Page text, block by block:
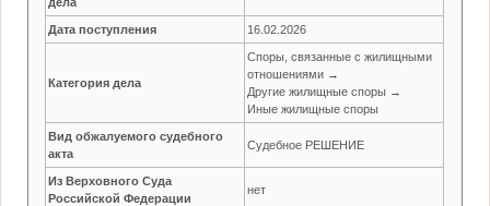
Дата поступления 16.02.2026
Категория дела
Споры, связанные с жилищными
отношениями →
Другие жилищные споры →
Иные жилищные споры
Вид обжалуемого судебного
акта
Судебное РЕШЕНИЕ
Из Верховного Суда
Российской Федерации
нет